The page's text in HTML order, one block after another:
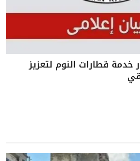
خدمة قطارات النوم لتعزيز